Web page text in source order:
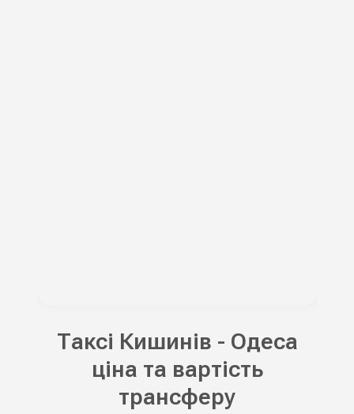
Таксі Кишинів - Одеса
ціна та вартість
трансферу